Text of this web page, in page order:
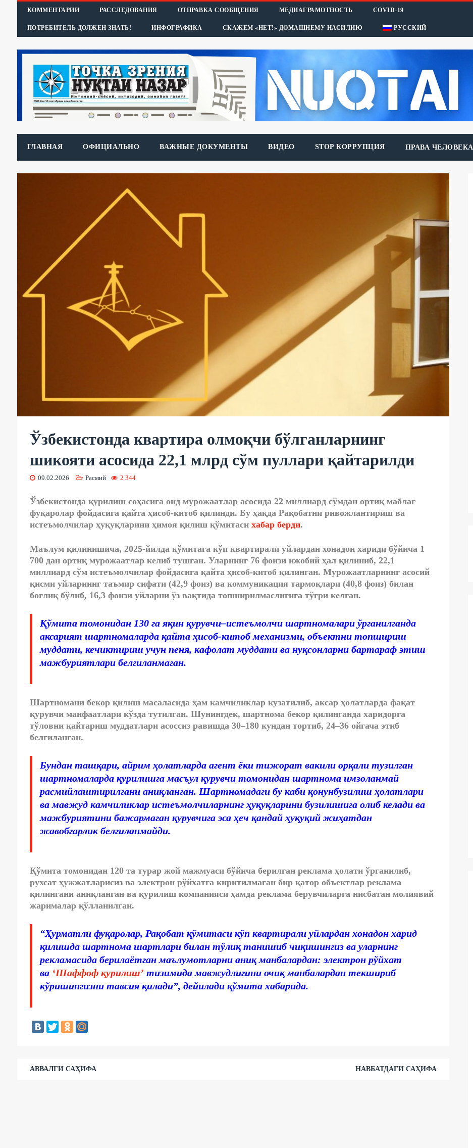
КОММЕНТАРИИ РАССЛЕДОВАНИЯ ОТПРАВКА СООБЩЕНИЯ МЕДИАГРАМОТНОСТЬ COVID-19
ПОТРЕБИТЕЛЬ ДОЛЖЕН ЗНАТЬ! ИНФОГРАФИКА СКАЖЕМ «НЕТ!» ДОМАШНЕМУ НАСИЛИЮ РУССКИЙ
ГЛАВНАЯ ОФИЦИАЛЬНО ВАЖНЫЕ ДОКУМЕНТЫ ВИДЕО STOP КОРРУПЦИЯ ПРАВА ЧЕЛОВЕКА
Ўзбекистонда квартира олмоқчи бўлганларнинг
шикояти асосида 22,1 млрд сўм пуллари қайтарилди
09.02.2026 Расмий 2 344
Ўзбекистонда қурилиш соҳасига оид мурожаатлар асосида 22 миллиард сўмдан ортиқ маблағ
фуқаролар фойдасига қайта ҳисоб-китоб қилинди. Бу ҳақда Рақобатни ривожлантириш ва
истеъмолчилар ҳуқуқларини ҳимоя қилиш қўмитаси хабар берди.
Маълум қилинишича, 2025-йилда қўмитага кўп квартирали уйлардан хонадон хариди бўйича 1
700 дан ортиқ мурожаатлар келиб тушган. Уларнинг 76 фоизи ижобий ҳал қилиниб, 22,1
миллиард сўм истеъмолчилар фойдасига қайта ҳисоб-китоб қилинган. Мурожаатларнинг асосий
қисми уйларнинг таъмир сифати (42,9 фоиз) ва коммуникация тармоқлари (40,8 фоиз) билан
боғлиқ бўлиб, 16,3 фоизи уйларни ўз вақтида топширилмаслигига тўғри келган.
Қўмита томонидан 130 га яқин қурувчи–истеъмолчи шартномалари ўрганилганда
аксарият шартномаларда қайта ҳисоб-китоб механизми, объектни топшириш
муддати, кечиктириш учун пеня, кафолат муддати ва нуқсонларни бартараф этиш
мажбуриятлари белгиланмаган.
Шартномани бекор қилиш масаласида ҳам камчиликлар кузатилиб, аксар ҳолатларда фақат
қурувчи манфаатлари кўзда тутилган. Шунингдек, шартнома бекор қилинганда харидорга
тўловни қайтариш муддатлари асоссиз равишда30–180 кундан тортиб, 24–36 ойгача этиб
белгиланган.
Бундан ташқари, айрим ҳолатларда агент ёки тижорат вакили орқали тузилган
шартномаларда қурилишга масъул қурувчи томонидан шартнома имзоланмай
расмийлаштирилгани аниқланган. Шартномадаги бу каби қонунбузилиш ҳолатлари
ва мавжуд камчиликлар истеъмолчиларнинг ҳуқуқларини бузилишига олиб келади ва
мажбуриятини бажармаган қурувчига эса ҳеч қандай ҳуқуқий жиҳатдан
жавобгарлик белгиланмайди.
Қўмита томонидан 120 та турар жой мажмуаси бўйича берилган реклама ҳолати ўрганилиб,
рухсат ҳужжатларисиз ва электрон рўйхатга киритилмаган бир қатор объектлар реклама
қилингани аниқланган ва қурилиш компанияси ҳамда реклама берувчиларга нисбатан молиявий
жарималар қўлланилган.
“Ҳурматли фуқаролар, Рақобат қўмитаси кўп квартирали уйлардан хонадон харид
қилишда шартнома шартлари билан тўлиқ танишиб чиқишингиз ва уларнинг
рекламасида берилаётган маълумотларни аниқ манбалардан: электрон рўйхат
ва ‘Шаффоф қурилиш’ тизимида мавжудлигини очиқ манбалардан текшириб
кўришингизни тавсия қилади”, дейилади қўмита хабарида.
АВВАЛГИ САҲИФА НАВБАТДАГИ САҲИФА